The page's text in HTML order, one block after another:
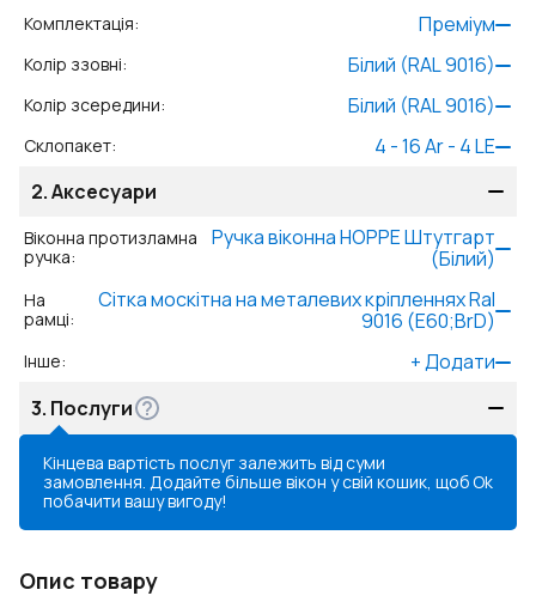
Комплектація: Преміум
Колір ззовні: Білий (RAL 9016)
Колір зсередини: Білий (RAL 9016)
Склопакет:
4 - 16 Ar - 4 LE
2.Аксесуари
Віконна протизламна
ручка:
Ручка віконна HOPPE Штутгарт
(Білий)
На
рамці:
Сітка москітна на металевих кріпленнях Ral
9016 (Е60;BrD)
Інше: +Додати
3. Послуги
Кінцева вартість послуг залежить від суми
замовлення. Додайте більше вікон у свій кошик, щоб
побачити вашу вигоду!
Ok
Опис товару